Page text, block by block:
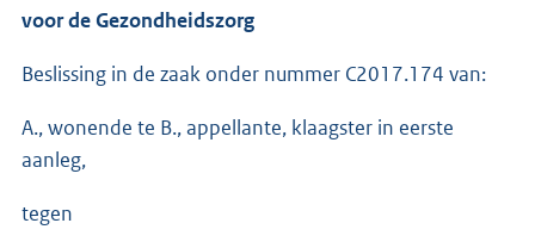
voor de Gezondheidszorg
Beslissing in de zaak onder nummer C2017.174 van:
A., wonende te B., appellante, klaagster in eerste
aanleg,
tegen